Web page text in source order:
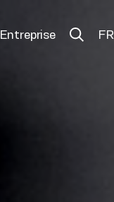
Entreprise FR